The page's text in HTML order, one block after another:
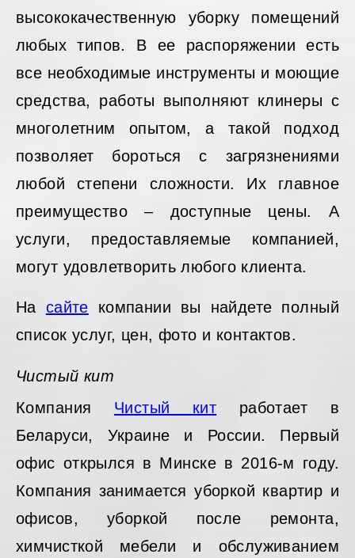
высококачественную уборку помещений
любых типов. В ее распоряжении есть
все необходимые инструменты и моющие
средства, работы выполняют клинеры с
многолетним опытом, а такой подход
позволяет бороться с загрязнениями
любой степени сложности. Их главное
преимущество – доступные цены. А
услуги, предоставляемые компанией,
могут удовлетворить любого клиента.
На сайте компании вы найдете полный
список услуг, цен, фото и контактов.
Чистый кит
Компания Чистый кит работает в
Беларуси, Украине и России. Первый
офис открылся в Минске в 2016-м году.
Компания занимается уборкой квартир и
офисов, уборкой после ремонта,
химчисткой мебели и обслуживанием